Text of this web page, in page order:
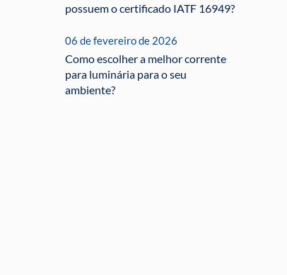
possuem o certificado IATF 16949?
06 de fevereiro de 2026
Como escolher a melhor corrente
para luminária para o seu
ambiente?